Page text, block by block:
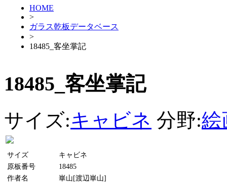
HOME
>
ガラス乾板データベース
>
18485_客坐掌記
18485_客坐掌記
サイズ:キャビネ 分野:絵
サイズ
キャビネ
原板番号
18485
作者名
崋山[渡辺崋山]